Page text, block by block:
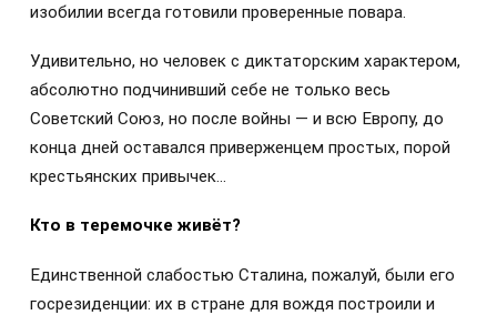
изобилии всегда готовили проверенные повара.
Удивительно, но человек с диктаторским характером,
абсолютно подчинивший себе не только весь
Советский Союз, но после войны — и всю Европу, до
конца дней оставался приверженцем простых, порой
крестьянских привычек…
Кто в теремочке живёт?
Единственной слабостью Сталина, пожалуй, были его
госрезиденции: их в стране для вождя построили и